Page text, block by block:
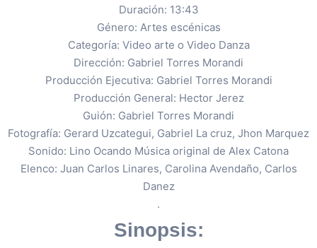
Duración: 13:43
Género: Artes escénicas
Categoría: Video arte o Video Danza
Dirección: Gabriel Torres Morandi
Producción Ejecutiva: Gabriel Torres Morandi
Producción General: Hector Jerez
Guión: Gabriel Torres Morandi
Fotografía: Gerard Uzcategui, Gabriel La cruz, Jhon Marquez
Sonido: Lino Ocando Música original de Alex Catona
Elenco: Juan Carlos Linares, Carolina Avendaño, Carlos
Danez
.
Sinopsis: